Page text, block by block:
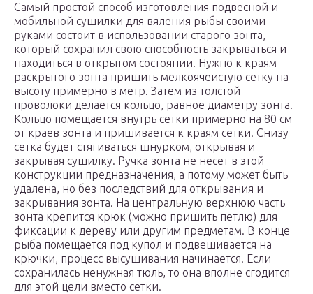
Самый простой способ изготовления подвесной и
мобильной сушилки для вяления рыбы своими
руками состоит в использовании старого зонта,
который сохранил свою способность закрываться и
находиться в открытом состоянии. Нужно к краям
раскрытого зонта пришить мелкоячеистую сетку на
высоту примерно в метр. Затем из толстой
проволоки делается кольцо, равное диаметру зонта.
Кольцо помещается внутрь сетки примерно на 80 см
от краев зонта и пришивается к краям сетки. Снизу
сетка будет стягиваться шнурком, открывая и
закрывая сушилку. Ручка зонта не несет в этой
конструкции предназначения, а потому может быть
удалена, но без последствий для открывания и
закрывания зонта. На центральную верхнюю часть
зонта крепится крюк (можно пришить петлю) для
фиксации к дереву или другим предметам. В конце
рыба помещается под купол и подвешивается на
крючки, процесс высушивания начинается. Если
сохранилась ненужная тюль, то она вполне сгодится
для этой цели вместо сетки.